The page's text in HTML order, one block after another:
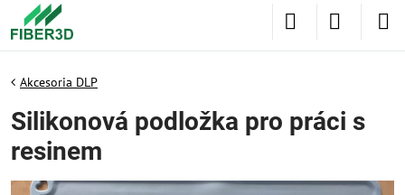
Akcesoria DLP
Silikonová podložka pro práci s
resinem